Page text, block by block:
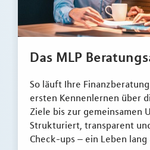
Das MLP
So läuft Ihre
ersten Kennenlernen über
Ziele bis zur gemeinsamen
Strukturiert, transparent
Check-ups – ein Leben lang